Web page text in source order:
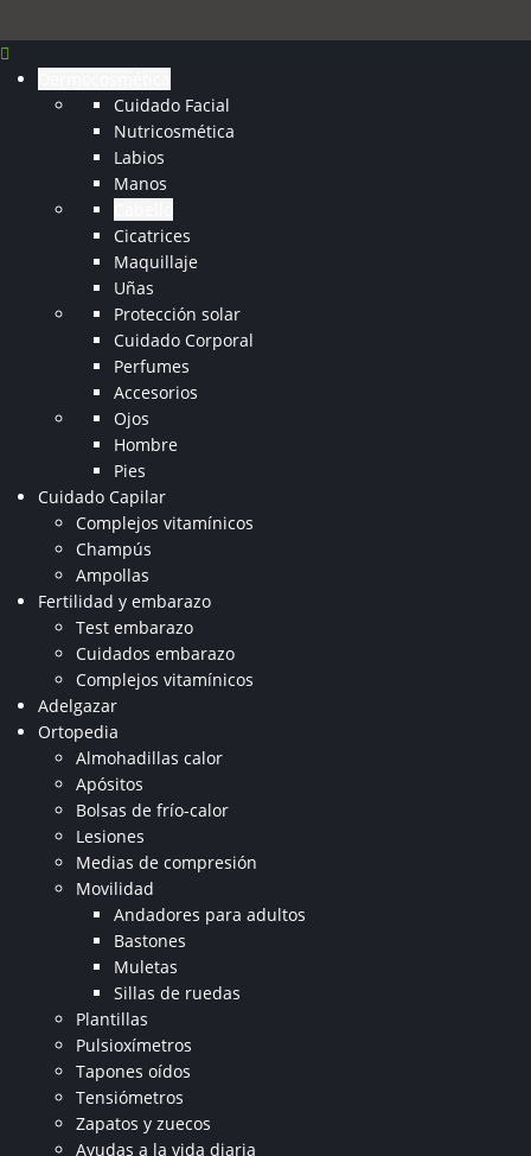
Cuidado Facial
Nutricosmética
Labios
Manos
Cicatrices
Maquillaje
Uñas
Protección solar
Cuidado Corporal
Perfumes
Accesorios
Ojos
Hombre
Pies
Cuidado Capilar
Complejos vitamínicos
Champús
Ampollas
Fertilidad y embarazo
Test embarazo
Cuidados embarazo
Complejos vitamínicos
Adelgazar
Ortopedia
Almohadillas calor
Apósitos
Bolsas de frío-calor
Lesiones
Medias de compresión
Movilidad
Andadores para adultos
Bastones
Muletas
Sillas de ruedas
Plantillas
Pulsioxímetros
Tapones oídos
Tensiómetros
Zapatos y zuecos
Ayudas a la vida diaria